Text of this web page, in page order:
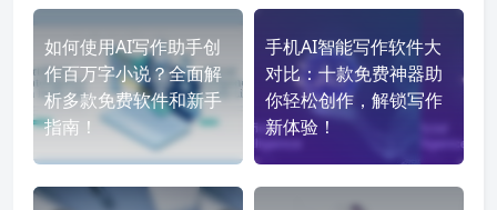
如何使用AI写作助手创
作百万字小说？全面解
析多款免费软件和新手
指南！
手机AI智能写作软件大
对比：十款免费神器助
你轻松创作，解锁写作
新体验！